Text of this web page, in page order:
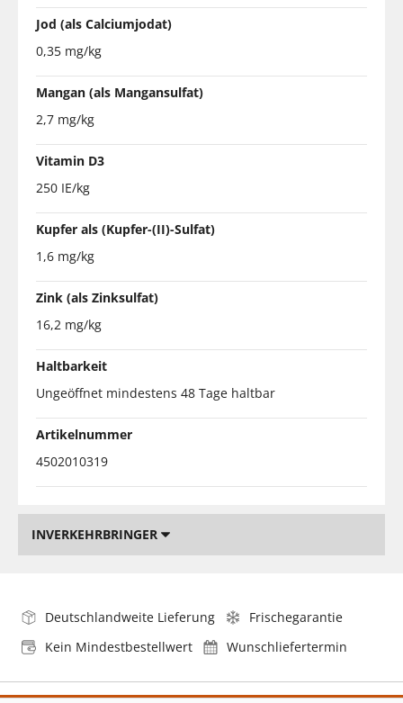
Jod (als Calciumjodat)
0,35 mg/kg
Mangan (als Mangansulfat)
2,7 mg/kg
Vitamin D3
250 IE/kg
Kupfer als (Kupfer-(II)-Sulfat)
1,6 mg/kg
Zink (als Zinksulfat)
16,2 mg/kg
Haltbarkeit
Ungeöffnet mindestens 48 Tage haltbar
Artikelnummer
4502010319
INVERKEHRBRINGER
Deutschlandweite Lieferung
Frischegarantie
Kein Mindestbestellwert
Wunschliefertermin